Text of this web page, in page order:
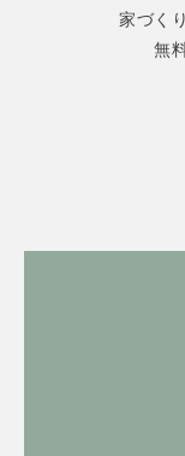
家づく
無